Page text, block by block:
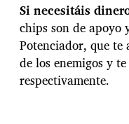
Si necesitáis
chips son de apoyo
Potenciador, que te
de los enemigos y
respectivamente.